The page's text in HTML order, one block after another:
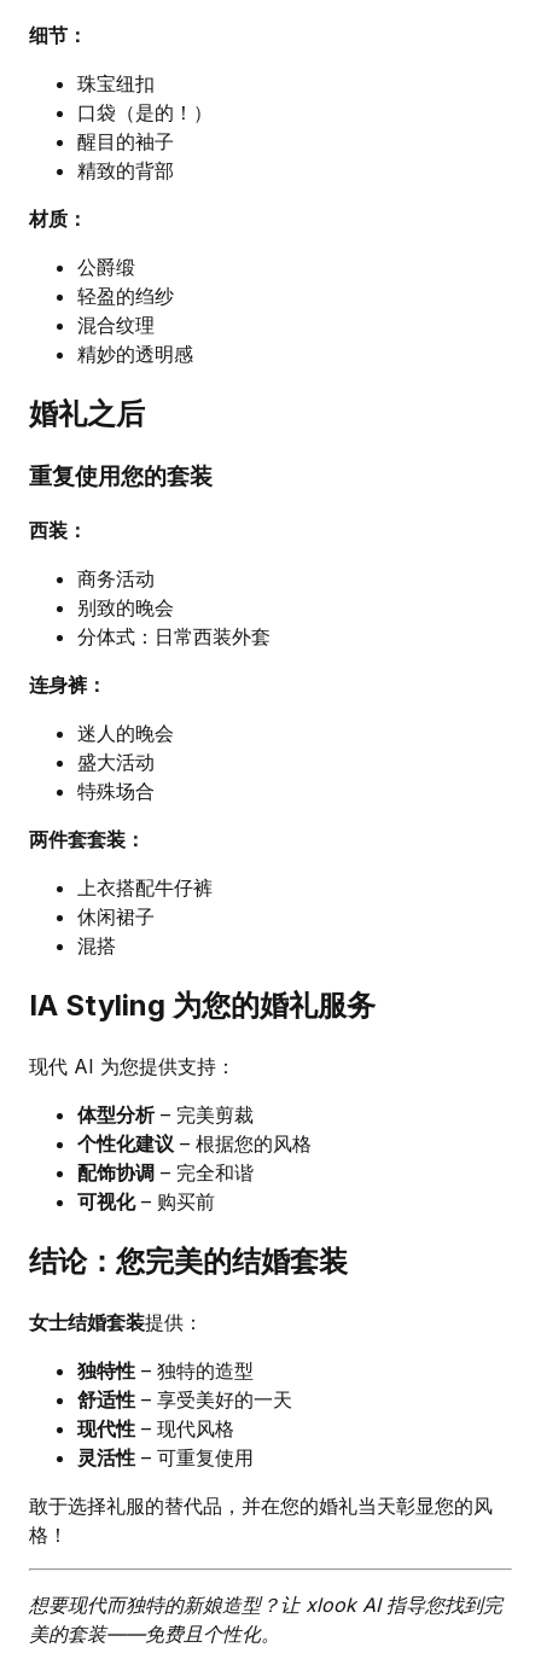
细节：
珠宝纽扣
口袋（是的！）
醒目的袖子
精致的背部
材质：
公爵缎
轻盈的绉纱
混合纹理
精妙的透明感
婚礼之后
重复使用您的套装
西装：
商务活动
别致的晚会
分体式：日常西装外套
连身裤：
迷人的晚会
盛大活动
特殊场合
两件套套装：
上衣搭配牛仔裤
休闲裙子
混搭
IA Styling 为您的婚礼服务
现代 AI 为您提供支持：
体型分析– 完美剪裁
个性化建议 – 根据您的风格
配饰协调 – 完全和谐
可视化– 购买前
结论：您完美的结婚套装
女士结婚套装提供：
独特性 – 独特的造型
舒适性 – 享受美好的一天
现代性 – 现代风格
灵活性 – 可重复使用
敢于选择礼服的替代品，并在您的婚礼当天彰显您的风
格！
想要现代而独特的新娘造型？让 xlook AI 指导您找到完
美的套装——免费且个性化。